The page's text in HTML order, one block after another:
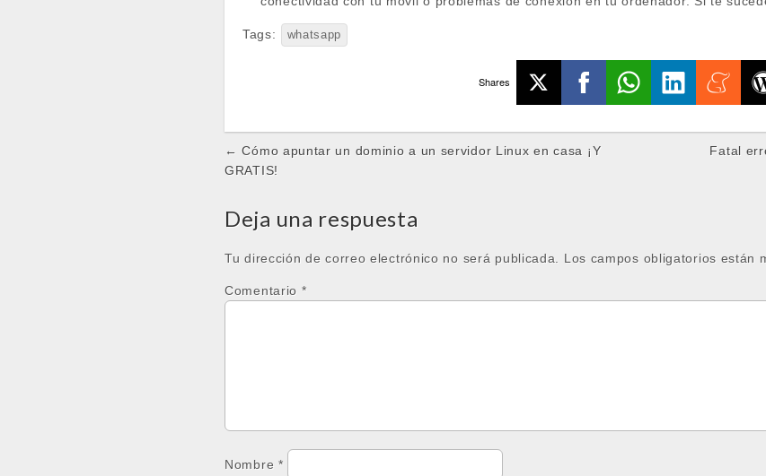
Tags: whatsapp
Shares
Post
navigation
← Cómo apuntar un dominio a un servidor Linux en casa ¡Y
GRATIS!
Fatal
Deja una respuesta
Tu dirección de correo electrónico no será publicada. Los campos obligatorios están
Comentario *
Nombre *